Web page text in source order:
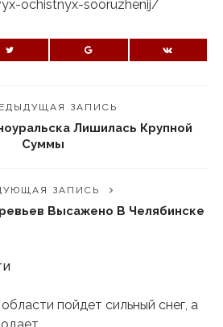
ochistnyx-sooruzhenij/
ЗАПИСЬ
Лишилась Крупной
Суммы
ЗАПИСЬ
Высажено В Челябинске